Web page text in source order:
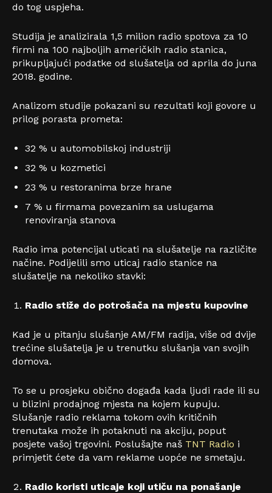
do tog uspjeha.
Studija je analizirala 1,5 milion radio spotova za 10
firmi na 100 najboljih američkih radio stanica,
prikupljajući podatke od slušatelja od aprila do juna
2018. godine.
Analizom studije pokazani su rezultati koji govore u
prilog porasta prometa:
32 % u automobilskoj industriji
32 % u kozmetici
23 % u restoranima brze hrane
7 % u firmama povezanim sa uslugama
renoviranja stanova
Radio ima potencijal uticati na slušatelje na različite
načine. Podijelili smo uticaj radio stanice na
slušatelje na nekoliko stavki:
Radio stiže do potrošača na mjestu kupovine
Kad je u pitanju slušanje AM/FM radija, više od dvije
trećine slušatelja je u trenutku slušanja van svojih
domova.
To se u prosjeku obično događa kada ljudi rade ili su
u blizini prodajnog mjesta na kojem kupuju.
Slušanje radio reklama tokom ovih kritičnih
trenutaka može ih potaknuti na akciju, poput
posjete vašoj trgovini. Poslušajte naš TNT Radio i
primjetit ćete da vam reklame uopće ne smetaju.
Radio koristi uticaje koji utiču na ponašanje